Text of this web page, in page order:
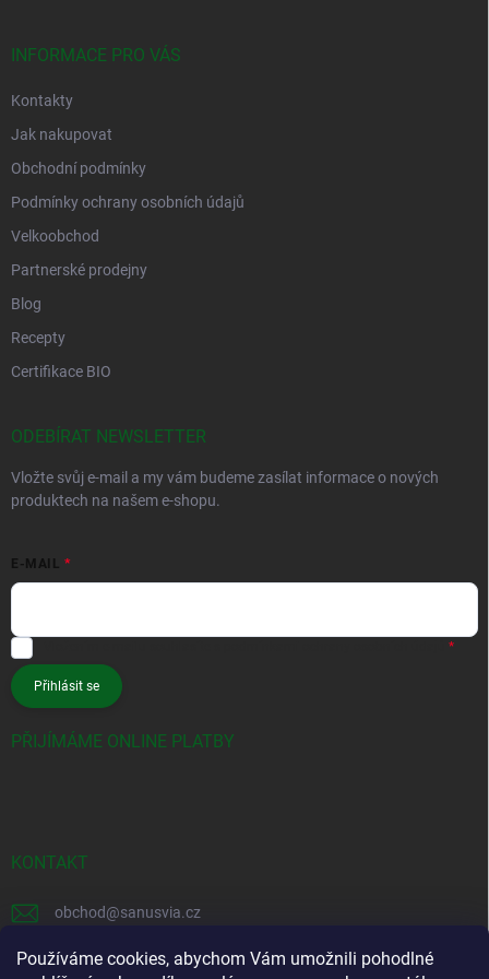
Používáme cookies, abychom Vám umožnili pohodlné
INFORMACE PRO VÁS
Kontakty
Jak nakupovat
Obchodní podmínky
Podmínky ochrany osobních údajů
Velkoobchod
Partnerské prodejny
Blog
Recepty
Certifikace BIO
ODEBÍRAT NEWSLETTER
Vložte svůj e-mail a my vám budeme zasílat informace o nových
produktech na našem e-shopu.
E-MAIL
Přihlásit se
PŘIJÍMÁME ONLINE PLATBY
KONTAKT
obchod@sanusvia.cz
+420 604 245 725